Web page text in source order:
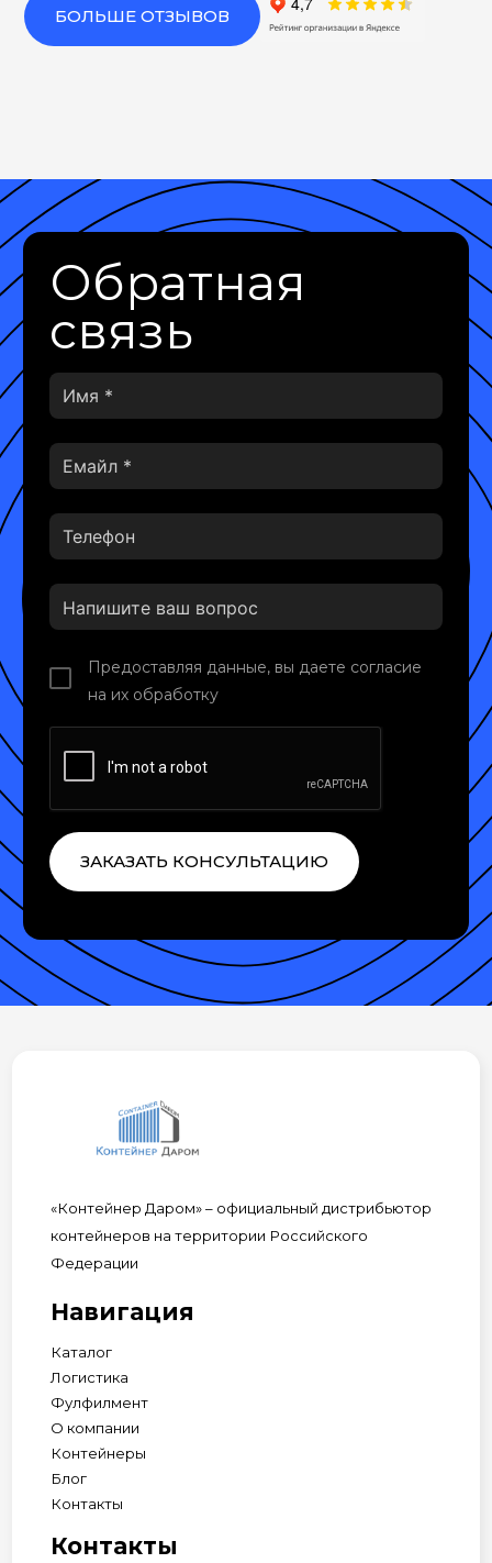
БОЛЬШЕ ОТЗЫВОВ
Обратная
связь
Предоставляя данные, вы даете согласие
на их обработку
ЗАКАЗАТЬ КОНСУЛЬТАЦИЮ
«Контейнер Даром» – официальный дистрибьютор
контейнеров на территории Российского
Федерации
Навигация
Каталог
Логистика
Фулфилмент
О компании
Контейнеры
Блог
Контакты
Контакты